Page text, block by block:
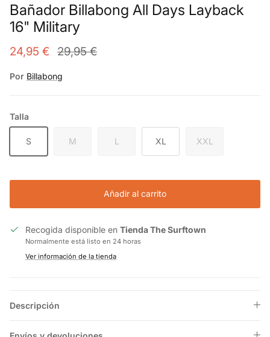
Bañador Billabong All Days Layback
16" Military
24,95 € 29,95 €
Por Billabong
Talla
S M L XL XXL
Añadir al carrito
Recogida disponible en Tienda The Surftown
Normalmente está listo en 24 horas
Ver información de la tienda
Descripción